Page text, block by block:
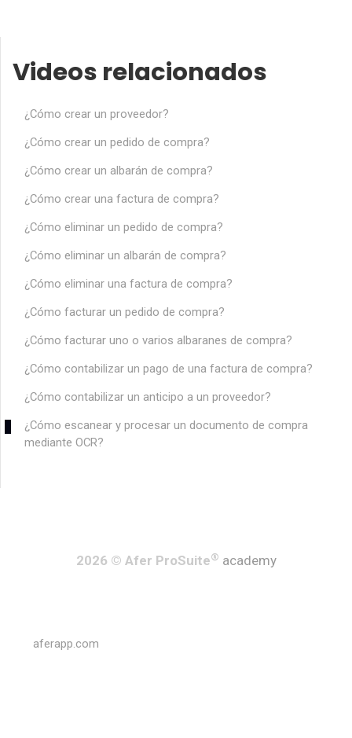
Videos relacionados
¿Cómo crear un proveedor?
¿Cómo crear un pedido de compra?
¿Cómo crear un albarán de compra?
¿Cómo crear una factura de compra?
¿Cómo eliminar un pedido de compra?
¿Cómo eliminar un albarán de compra?
¿Cómo eliminar una factura de compra?
¿Cómo facturar un pedido de compra?
¿Cómo facturar uno o varios albaranes de compra?
¿Cómo contabilizar un pago de una factura de compra?
¿Cómo contabilizar un anticipo a un proveedor?
¿Cómo escanear y procesar un documento de compra
mediante OCR?
2026 © Afer ProSuite® academy
aferapp.com